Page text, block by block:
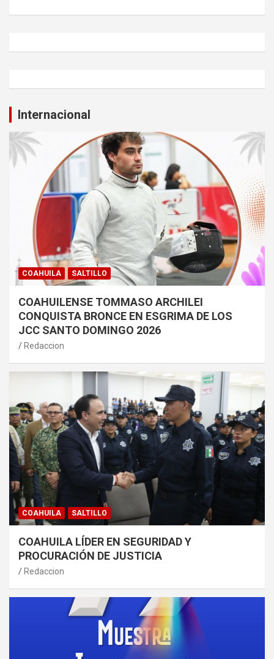
Internacional
COAHUILA SALTILLO
COAHUILENSE TOMMASO ARCHILEI
CONQUISTA BRONCE EN ESGRIMA DE LOS
JCC SANTO DOMINGO 2026
Redaccion
COAHUILA SALTILLO
COAHUILA LÍDER EN SEGURIDAD Y
PROCURACIÓN DE JUSTICIA
Redaccion